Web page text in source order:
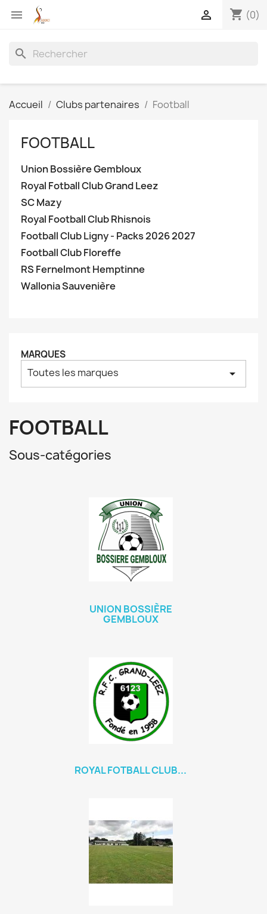
 shopping_cart (0)

search
Accueil Clubs partenaires Football
FOOTBALL
Union Bossière Gembloux
Royal Fotball Club Grand Leez
SC Mazy
Royal Football Club Rhisnois
Football Club Ligny - Packs 2026 2027
Football Club Floreffe
RS Fernelmont Hemptinne
Wallonia Sauvenière
MARQUES
Toutes les marques arrow_drop_down
FOOTBALL
Sous-catégories
UNION BOSSIÈRE
GEMBLOUX
ROYAL FOTBALL CLUB...